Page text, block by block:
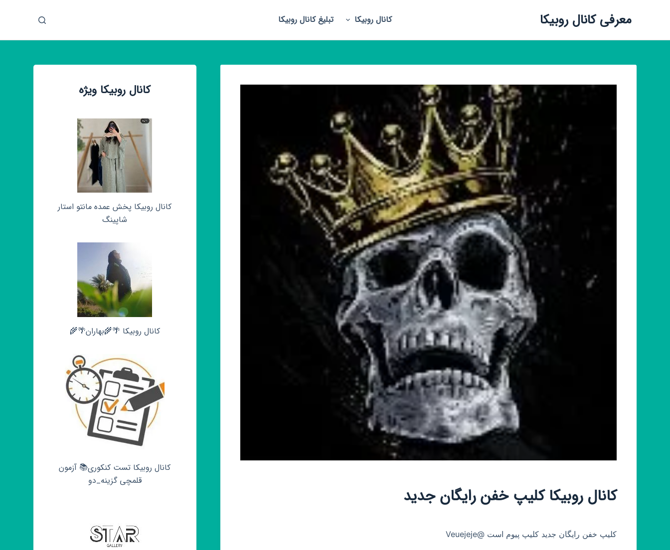
ش
معرفی کانال روبیکا کانال روبیکا تبلیغ کانال روبیکا
کانال روبیکا کلیپ خفن رایگان جدید
کلیپ خفن رایگان جدید کلیپ پیوم است @Veuejeje
کانال روبیکا ویژه
کانال روبیکا پخش عمده مانتو استار
شاپینگ
کانال روبیکا 🌴🌾بهاران🌴🌾
کانال روبیکا تست کنکوری📚 آزمون
قلمچی‌‌ گزینه_دو